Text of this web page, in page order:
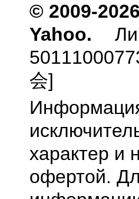
© 2009-
Yahoo.
会]
характер и
офертой.